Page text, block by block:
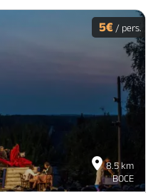
8.5 km
BOCE
5€ / pers.